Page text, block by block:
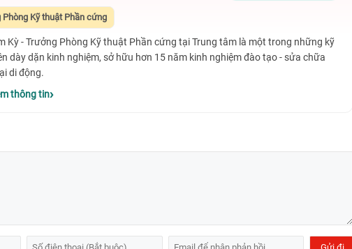
Phòng Kỹ thuật Phần cứng
Kỳ - Trưởng Phòng Kỹ thuật Phần cứng tại Trung tâm là một trong những kỹ
dày dặn kinh nghiệm, sở hữu hơn 15 năm kinh nghiệm đào tạo - sửa chữa
di động.
thông tin